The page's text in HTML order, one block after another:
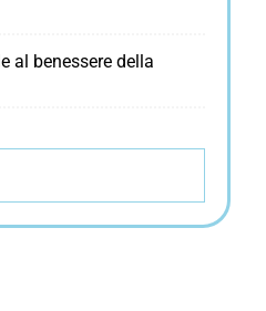
al benessere della